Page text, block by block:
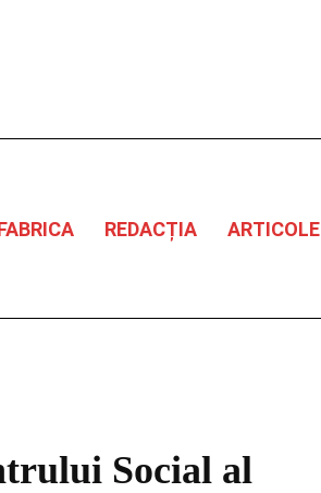
REDACȚIA ARTICOLE
Social al